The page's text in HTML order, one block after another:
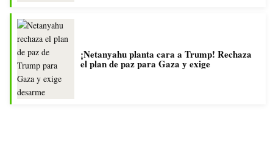
¡Netanyahu planta cara a Trump! Rechaza
el plan de paz para Gaza y exige